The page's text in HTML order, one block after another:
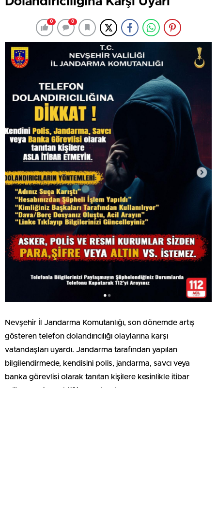
0 0
Nevşehir İl Jandarma Komutanlığı, son dönemde artış
gösteren telefon dolandırıcılığı olaylarına karşı
vatandaşları uyardı. Jandarma tarafından yapılan
bilgilendirmede, kendisini polis, jandarma, savcı veya
banka görevlisi olarak tanıtan kişilere kesinlikle itibar
edilmemesi gerektiği vurgulandı.